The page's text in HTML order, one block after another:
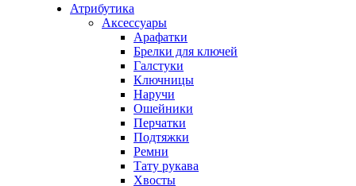
Атрибутика
Аксессуары
Арафатки
Брелки для ключей
Галстуки
Ключницы
Наручи
Ошейники
Перчатки
Подтяжки
Ремни
Тату рукава
Хвосты